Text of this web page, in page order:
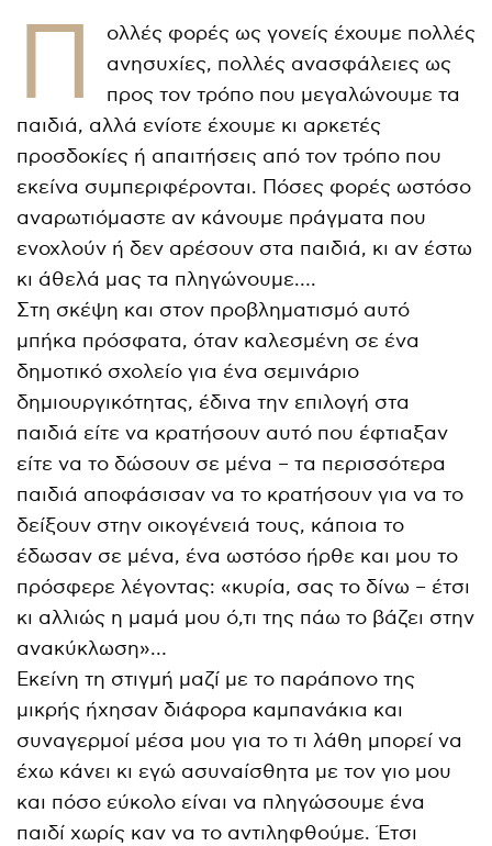
Π
ολλές φορές ως γονείς έχουμε πολλές
ανησυχίες, πολλές ανασφάλειες ως
προς τον τρόπο που μεγαλώνουμε τα
παιδιά, αλλά ενίοτε έχουμε κι αρκετές
προσδοκίες ή απαιτήσεις από τον τρόπο που
εκείνα συμπεριφέρονται. Πόσες φορές ωστόσο
αναρωτιόμαστε αν κάνουμε πράγματα που
ενοχλούν ή δεν αρέσουν στα παιδιά, κι αν έστω
κι άθελά μας τα πληγώνουμε….
Στη σκέψη και στον προβληματισμό αυτό
μπήκα πρόσφατα, όταν καλεσμένη σε ένα
δημοτικό σχολείο για ένα σεμινάριο
δημιουργικότητας, έδινα την επιλογή στα
παιδιά είτε να κρατήσουν αυτό που έφτιαξαν
είτε να το δώσουν σε μένα – τα περισσότερα
παιδιά αποφάσισαν να το κρατήσουν για να το
δείξουν στην οικογένειά τους, κάποια το
έδωσαν σε μένα, ένα ωστόσο ήρθε και μου το
πρόσφερε λέγοντας: «κυρία, σας το δίνω – έτσι
κι αλλιώς η μαμά μου ό,τι της πάω το βάζει στην
ανακύκλωση»…
Εκείνη τη στιγμή μαζί με το παράπονο της
μικρής ήχησαν διάφορα καμπανάκια και
συναγερμοί μέσα μου για το τι λάθη μπορεί να
έχω κάνει κι εγώ ασυναίσθητα με τον γιο μου
και πόσο εύκολο είναι να πληγώσουμε ένα
παιδί χωρίς καν να το αντιληφθούμε. Έτσι